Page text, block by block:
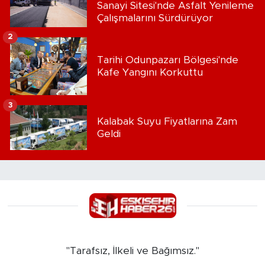
Sanayi Sitesi'nde Asfalt Yenileme
Çalışmalarını Sürdürüyor
Tarihi Odunpazarı Bölgesi'nde
Kafe Yangını Korkuttu
2
Kalabak Suyu Fiyatlarına Zam
Geldi
3
"Tarafsız, İlkeli ve Bağımsız."